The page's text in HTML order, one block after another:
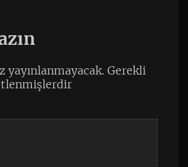
yayınlanmayacak. Gerekli